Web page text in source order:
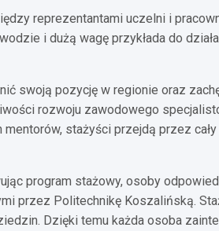
reprezentantami uczelni i
i dużą wagę przykłada do
swoją pozycję w regionie oraz
rozwoju zawodowego
stażyści przejdą przez
program stażowy, osoby
przez Politechnikę Koszalińską.
Dzięki temu każda osoba